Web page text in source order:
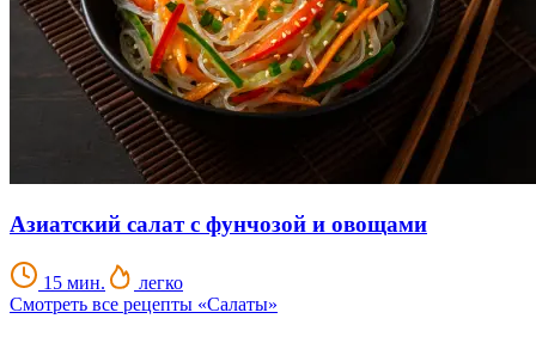
Азиатский салат с фунчозой и овощами
15 мин.
легко
Смотреть все рецепты «Салаты»